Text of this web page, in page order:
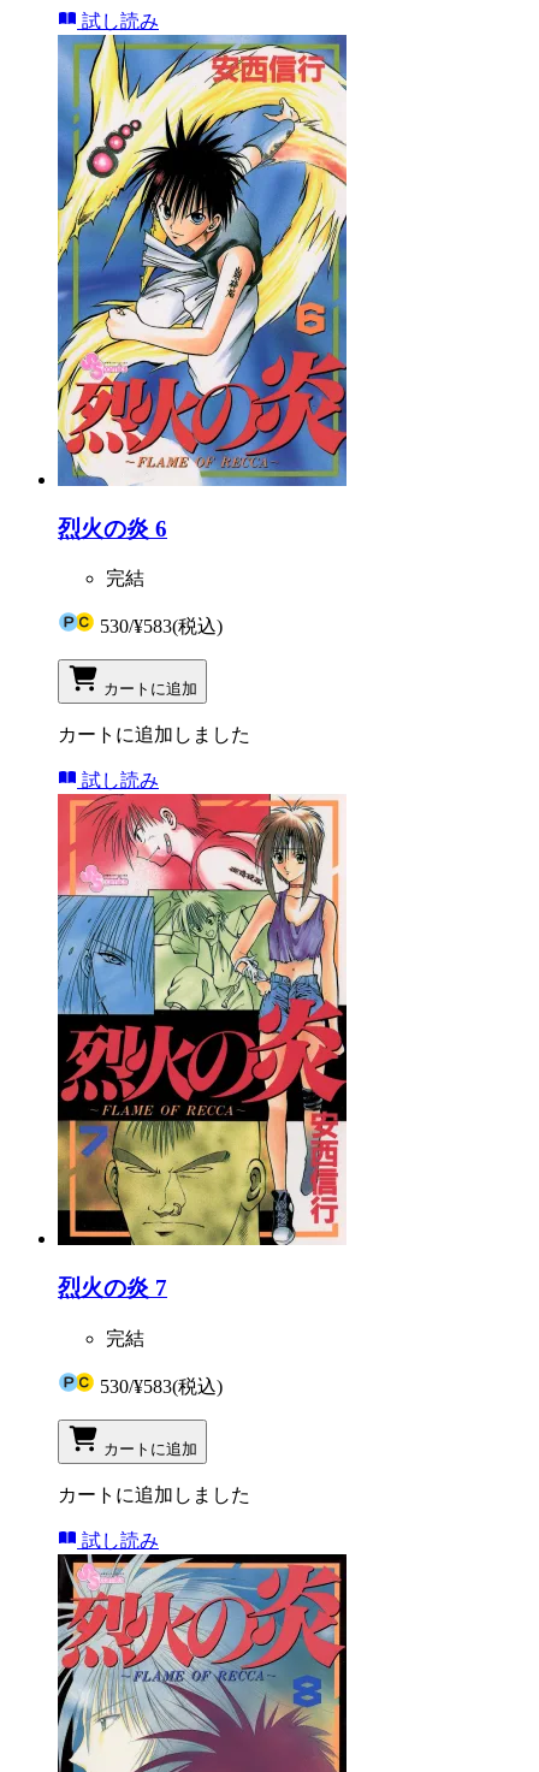
試し読み
烈火の炎 6
完結
530/¥583(税込)
カートに追加
カートに追加しました
試し読み
烈火の炎 7
完結
530/¥583(税込)
カートに追加
カートに追加しました
試し読み